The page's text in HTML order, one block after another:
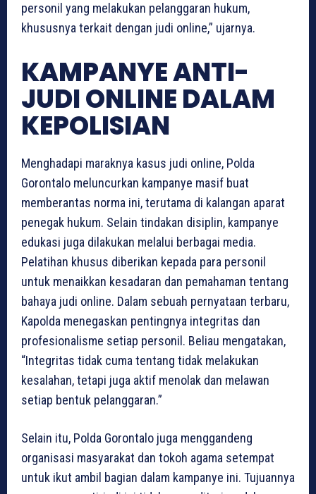
personil yang melakukan pelanggaran hukum,
khususnya terkait dengan judi online,” ujarnya.
KAMPANYE ANTI-
JUDI ONLINE DALAM
KEPOLISIAN
Menghadapi maraknya kasus judi online, Polda
Gorontalo meluncurkan kampanye masif buat
memberantas norma ini, terutama di kalangan aparat
penegak hukum. Selain tindakan disiplin, kampanye
edukasi juga dilakukan melalui berbagai media.
Pelatihan khusus diberikan kepada para personil
untuk menaikkan kesadaran dan pemahaman tentang
bahaya judi online. Dalam sebuah pernyataan terbaru,
Kapolda menegaskan pentingnya integritas dan
profesionalisme setiap personil. Beliau mengatakan,
“Integritas tidak cuma tentang tidak melakukan
kesalahan, tetapi juga aktif menolak dan melawan
setiap bentuk pelanggaran.”
Selain itu, Polda Gorontalo juga menggandeng
organisasi masyarakat dan tokoh agama setempat
untuk ikut ambil bagian dalam kampanye ini. Tujuannya